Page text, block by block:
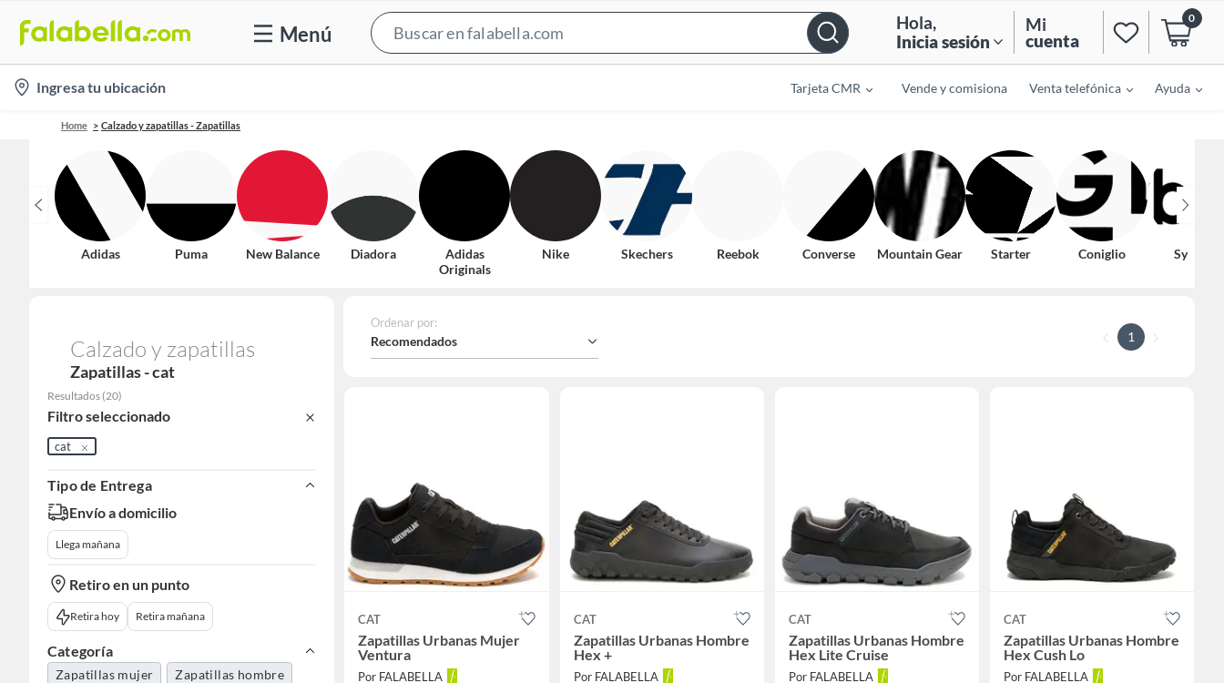
Menú
Bar
Hola,
Inicia sesión
Mi
cuenta
0
location-
icon
Ingresa tu ubicación Tarjeta CMR Vende y comisiona Venta telefónica Ayuda
Home Calzado y zapatillas - Zapatillas
Adidas Puma New Balance Diadora
Adidas
Originals
Nike Skechers Reebok Converse Mountain Gear Starter Coniglio Sybilla
Calzado y zapatillas
Zapatillas - cat
Resultados (20)
Filtro seleccionado
cat
Tipo de Entrega
Envío a domicilio
Llega mañana
Retiro en un punto
Retira hoy Retira mañana
Categoría
Zapatillas mujer Zapatillas hombre
Ordenar por:
Recomendados 1
CAT
Zapatillas Urbanas Mujer
Ventura
Por FALABELLA
CAT
Zapatillas Urbanas Hombre
Hex +
Por FALABELLA
CAT
Zapatillas Urbanas Hombre
Hex Lite Cruise
Por FALABELLA
CAT
Zapatillas Urbanas Hombre
Hex Cush Lo
Por FALABELLA